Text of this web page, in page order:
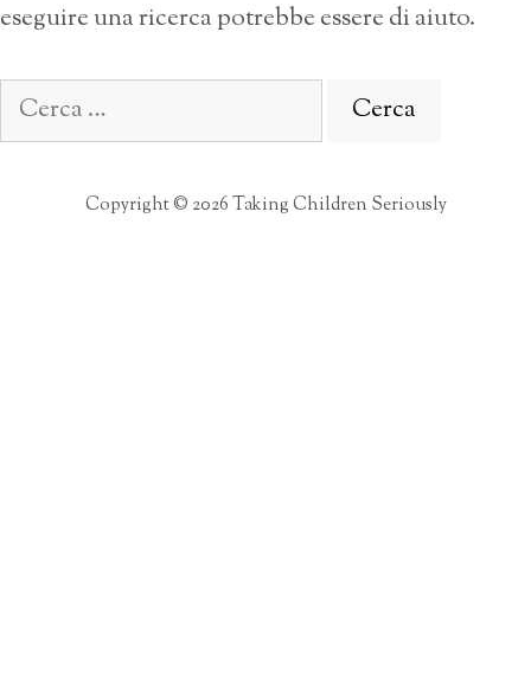
eseguire una ricerca potrebbe essere di aiuto.
Ricerca
per:
Copyright © 2026 Taking Children Seriously